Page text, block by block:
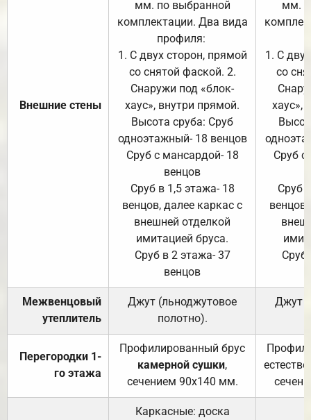
Внешние стены
мм. по выбранной
комплектации. Два вида
профиля:
1. С двух сторон, прямой
со снятой фаской. 2.
Снаружи под «блок-
хаус», внутри прямой.
Высота сруба: Сруб
одноэтажный- 18 венцов
Сруб с мансардой- 18
венцов
Сруб в 1,5 этажа- 18
венцов, далее каркас с
внешней отделкой
имитацией бруса.
Сруб в 2 этажа- 37
венцов
мм.
1. С
со
хаус»,
Сруб с
Сруб
Сруб
Межвенцовый
утеплитель
Джут (льноджутовое
полотно).
Джут
Перегородки 1-
го этажа
Профилированный брус
камерной сушки,
сечением 90х140 мм.
Каркасные: доска